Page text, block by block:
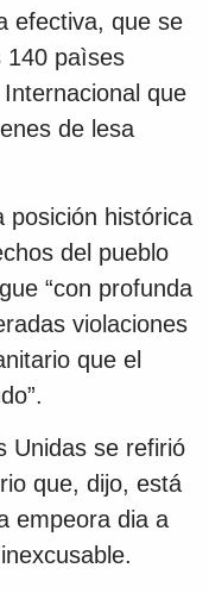
efectiva, que se
140 paìses
que
de lesa
posición histórica
del pueblo
“con profunda
violaciones
que el
Unidas se refirió
que, dijo, está
empeora dia a